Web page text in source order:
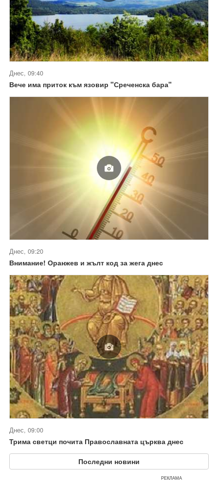
Днес, 09:40
Вече има приток към язовир "Среченска бара"
Днес, 09:20
Внимание! Оранжев и жълт код за жега днес
Днес, 09:00
Трима светци почита Православната църква днес
Последни новини
РЕКЛАМА